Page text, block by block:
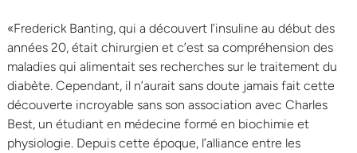
«Frederick Banting, qui a découvert l’insuline au début des
années 20, était chirurgien et c’est sa compréhension des
maladies qui alimentait ses recherches sur le traitement du
diabète. Cependant, il n’aurait sans doute jamais fait cette
découverte incroyable sans son association avec Charles
Best, un étudiant en médecine formé en biochimie et
physiologie. Depuis cette époque, l’alliance entre les